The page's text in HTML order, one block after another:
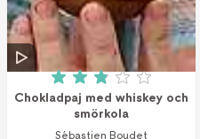
Betyg: 2.88 av 5
Chokladpaj med whiskey och
smörkola
Sébastien Boudet